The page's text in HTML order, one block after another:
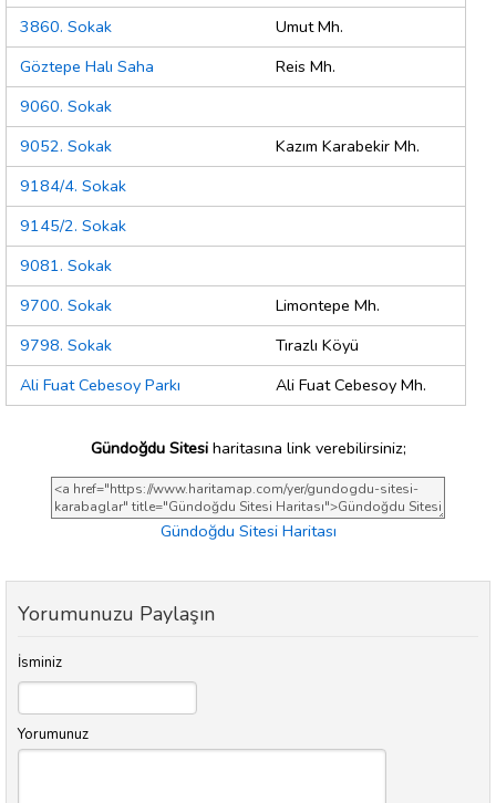
3860. Sokak
Umut Mh.
Göztepe Halı Saha
Reis Mh.
9060. Sokak
9052. Sokak
Kazım Karabekir Mh.
9184/4. Sokak
9145/2. Sokak
9081. Sokak
9700. Sokak
Limontepe Mh.
9798. Sokak
Tırazlı Köyü
Ali Fuat Cebesoy Parkı
Ali Fuat Cebesoy Mh.
Gündoğdu Sitesiharitasına link verebilirsiniz;
Gündoğdu Sitesi Haritası
Yorumunuzu Paylaşın
İsminiz
Yorumunuz